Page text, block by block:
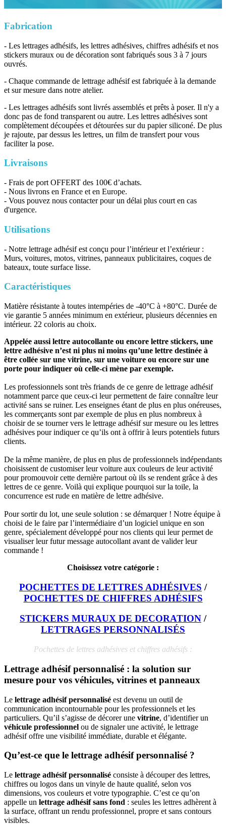
Fabrication
- Les lettrages adhésifs, les lettres adhésives, chiffres adhésifs et nos
stickers muraux ou de décoration sont fabriqués sous 3 à 7 jours
ouvrés.
- Chaque commande de lettrage adhésif est fabriquée à la demande
et sur mesure dans notre atelier.
- Les lettrages adhésifs sont livrés assemblés et prêts à poser. Il n'y a
donc pas de fond transparent ou autre. Les lettres adhésives sont
complètement découpées et détourées sur du papier siliconé. De plus
je rajoute, par dessus les lettres, un film de transfert pour vous
faciliter la pose.
Livraisons
- Frais de port OFFERT des 100€ d’achats.
- Nous livrons en France et en Europe.
- Vous pouvez nous contacter pour un délai plus court en cas
d'urgence.
Utilisations
- Notre lettrage adhésif est conçu pour l’intérieur et l’extérieur :
Murs, voitures, motos, vitrines, panneaux publicitaires, coques de
bateaux, toute surface lisse.
Caractéristiques
Matière résistante à toutes intempéries de -40°C à +80°C. Durée de
vie garantie 5 années minimum en extérieur, plusieurs décennies en
intérieur. 22 coloris au choix.
Appelée aussi lettre autocollante ou encore lettre stickers, une
lettre adhésive n’est ni plus ni moins qu’une lettre destinée à
être collée sur une vitrine, sur une voiture ou encore sur une
porte pour indiquer où celle-ci mène par exemple.
Les professionnels sont très friands de ce genre de lettrage adhésif
notamment parce que ceux-ci leur permettent de faire connaître leur
activité sans se ruiner. Les enseignes étant de plus en plus onéreuses,
les commerçants sont par exemple de plus en plus nombreux à
choisir de se tourner vers le lettrage adhésif sur mesure ou les lettres
adhésives pour indiquer ce qu’ils ont à offrir à leurs potentiels futurs
clients.
De la même manière, de plus en plus de professionnels indépendants
choisissent de customiser leur voiture aux couleurs de leur activité
pour promouvoir cette dernière partout où ils se rendent grâce à des
lettres de ce genre. Voilà qui explique pourquoi sur la toile, la
concurrence est rude en matière de lettre adhésive.
Pour sortir du lot, une seule solution : se démarquer ! Notre équipe à
choisi de le faire par l’intermédiaire d’un logiciel unique en son
genre, spécialement développé pour nos clients qui leur permet de
visualiser leur futur message autocollant avant de valider leur
commande !
Choisissez votre catégorie :
POCHETTES DE LETTRES ADHÉSIVES /
POCHETTES DE CHIFFRES ADHÉSIFS
STICKERS MURAUX DE DECORATION /
LETTRAGES PERSONNALISÉS
Pochettes de lettres adhésives et chiffres adhésifs :
Lettrage adhésif personnalisé : la solution sur
mesure pour vos véhicules, vitrines et panneaux
Le lettrage adhésif personnalisé est devenu un outil de
communication incontournable pour les professionnels et les
particuliers. Qu’il s’agisse de décorer une vitrine, d’identifier un
véhicule professionnel ou de signaler une activité, le lettrage
adhésif offre une visibilité immédiate, durable et élégante.
Qu’est-ce que le lettrage adhésif personnalisé ?
Le lettrage adhésif personnalisé consiste à découper des lettres,
chiffres ou logos dans un vinyle de haute qualité, selon vos
dimensions, vos couleurs et votre typographie. C’est ce qu’on
appelle un lettrage adhésif sans fond : seules les lettres adhèrent à
la surface, offrant un rendu professionnel, propre et sans contours
visibles.